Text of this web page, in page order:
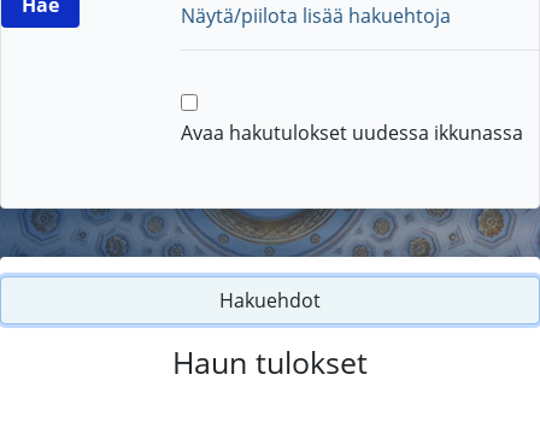
Näytä/piilota lisää hakuehtoja
Avaa hakutulokset uudessa ikkunassa
Hakuehdot
Haun tulokset